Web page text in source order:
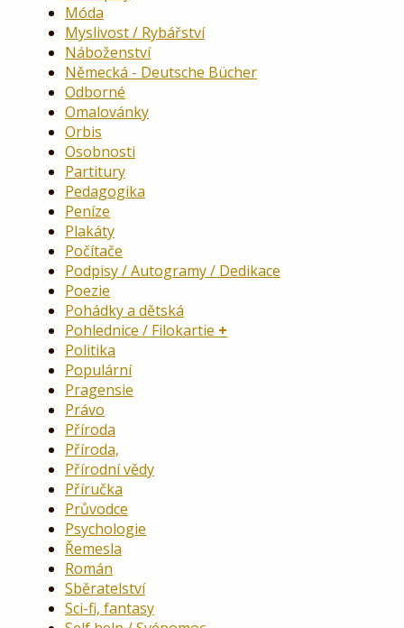
Móda
Myslivost / Rybářství
Náboženství
Německá - Deutsche Bücher
Odborné
Omalovánky
Orbis
Osobnosti
Partitury
Pedagogika
Peníze
Plakáty
Počítače
Podpisy / Autogramy / Dedikace
Poezie
Pohádky a dětská
Pohlednice / Filokartie
Politika
Populární
Pragensie
Právo
Příroda
Příroda,
Přírodní vědy
Příručka
Průvodce
Psychologie
Řemesla
Román
Sběratelství
Sci-fi, fantasy